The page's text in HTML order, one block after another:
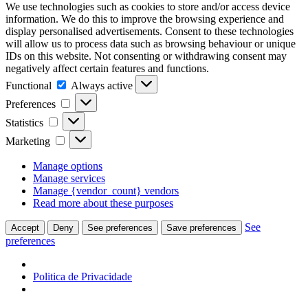
We use technologies such as cookies to store and/or access device
information. We do this to improve the browsing experience and
display personalised advertisements. Consent to these technologies
will allow us to process data such as browsing behaviour or unique
IDs on this website. Not consenting or withdrawing consent may
negatively affect certain features and functions.
Functional
Functional
Always active
Preferences
Preferences
Statistics Statistics
Marketing Marketing
Manage options
Manage services
Manage {vendor_count} vendors
Read more about these purposes
Accept Deny See preferences Save preferences
See
preferences
Politica de Privacidade